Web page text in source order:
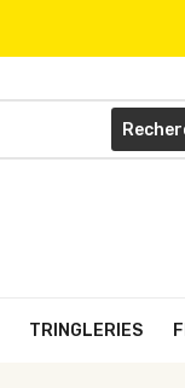
TRINGLERIES